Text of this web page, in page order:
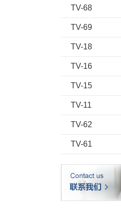
TV-68
TV-69
TV-18
TV-16
TV-15
TV-11
TV-62
TV-61